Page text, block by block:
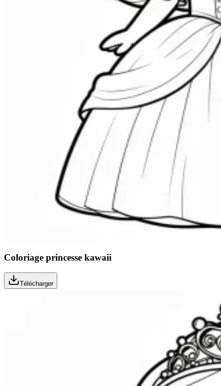
Coloriage princesse kawaii
Télécharger